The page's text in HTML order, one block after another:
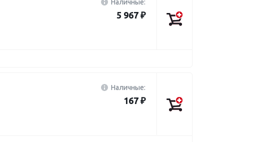
Наличные:
5 967 ₽
Наличные:
167 ₽